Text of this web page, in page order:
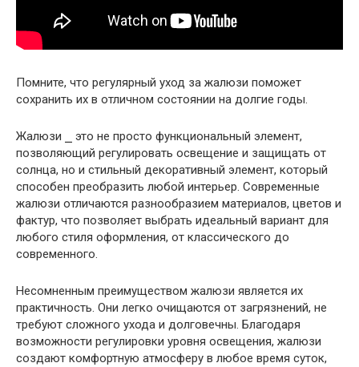
Помните, что регулярный уход за жалюзи поможет
сохранить их в отличном состоянии на долгие годы.
Жалюзи ⎯ это не просто функциональный элемент,
позволяющий регулировать освещение и защищать от
солнца, но и стильный декоративный элемент, который
способен преобразить любой интерьер. Современные
жалюзи отличаются разнообразием материалов, цветов и
фактур, что позволяет выбрать идеальный вариант для
любого стиля оформления, от классического до
современного.
Несомненным преимуществом жалюзи является их
практичность. Они легко очищаются от загрязнений, не
требуют сложного ухода и долговечны. Благодаря
возможности регулировки уровня освещения, жалюзи
создают комфортную атмосферу в любое время суток,